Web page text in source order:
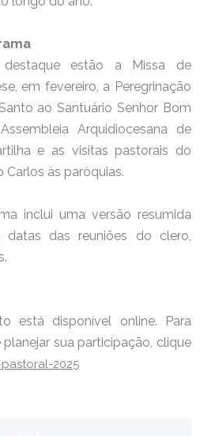
estão a Missa de
em fevereiro, a Peregrinação
ao Santuário Senhor Bom
Arquidiocesana de
e as visitas pastorais do
às paróquias.
inclui uma versão resumida
das reuniões do clero,
está disponível online. Para
sua participação, clique
2025